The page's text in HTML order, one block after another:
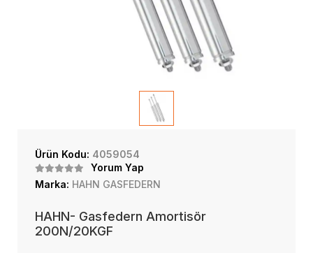
Ürün Kodu: 4059054
Yorum Yap
Marka: HAHN GASFEDERN
HAHN- Gasfedern Amortisör
200N/20KGF